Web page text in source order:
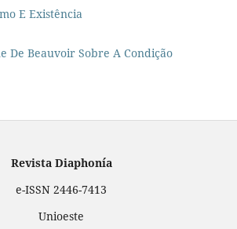
E Existência
De Beauvoir Sobre A Condição
Revista Diaphonía
e-ISSN 2446-7413
Unioeste